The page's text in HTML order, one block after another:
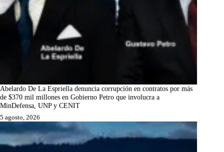
Abelardo De La Espriella denuncia corrupción en contratos por más
de $370 mil millones en Gobierno Petro que involucra a
MinDefensa, UNP y CENIT
5 agosto, 2026